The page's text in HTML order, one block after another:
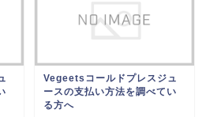
Vegeetsコールドプレスジュ
ースの支払い方法を調べてい
る方へ